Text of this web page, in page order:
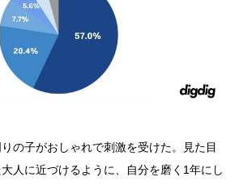
の子がおしゃれで刺激を受けた。見た目
人に近づけるように、自分を磨く1年にし